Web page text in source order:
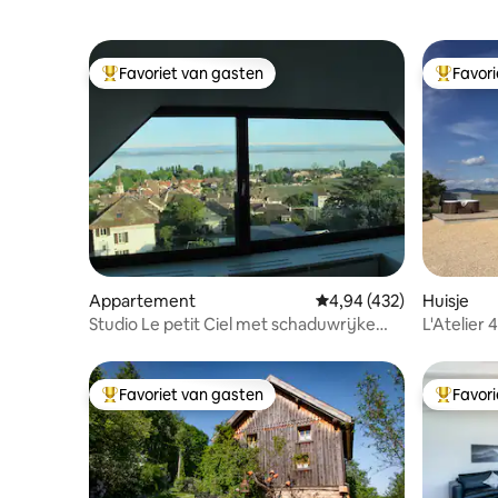
Topfavoriet van gasten
Favoriet van gasten
Appartement Gemiddelde
4,94 (432)
Studio Le petit Ciel met schaduwrijke
Huisje
L'Atelier
Topfavoriet van gasten
Favoriet van gasten